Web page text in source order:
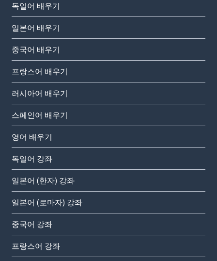
독일어 배우기
일본어 배우기
중국어 배우기
프랑스어 배우기
러시아어 배우기
스페인어 배우기
영어 배우기
독일어 강좌
일본어 (한자) 강좌
일본어 (로마자) 강좌
중국어 강좌
프랑스어 강좌